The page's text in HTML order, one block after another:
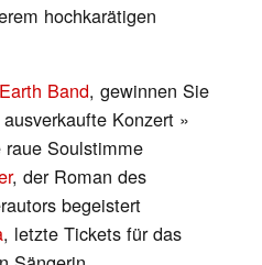
hochkarätigen
Band, gewinnen Sie
Konzert »
raue Soulstimme
, der Roman des
begeistert
, letzte Tickets für das